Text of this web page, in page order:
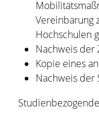
Vereinbarung
Hochschulen
Nachweis der
Kopie eines
Nachweis der